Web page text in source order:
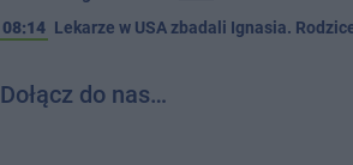
08:14 Lekarze w USA zbadali Ignasia.
Dołącz do nas…